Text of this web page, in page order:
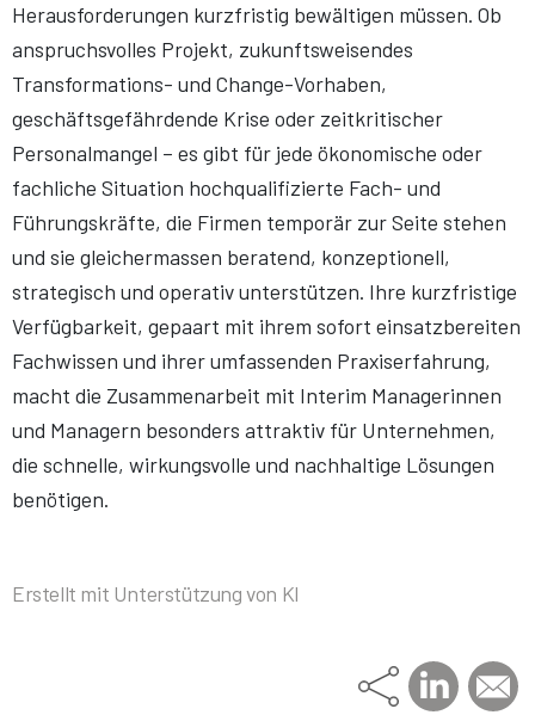
Herausforderungen kurzfristig bewältigen müssen. Ob
anspruchsvolles Projekt, zukunftsweisendes
Transformations- und Change-Vorhaben,
geschäftsgefährdende Krise oder zeitkritischer
Personalmangel – es gibt für jede ökonomische oder
fachliche Situation hochqualifizierte Fach- und
Führungskräfte, die Firmen temporär zur Seite stehen
und sie gleichermassen beratend, konzeptionell,
strategisch und operativ unterstützen. Ihre kurzfristige
Verfügbarkeit, gepaart mit ihrem sofort einsatzbereiten
Fachwissen und ihrer umfassenden Praxiserfahrung,
macht die Zusammenarbeit mit Interim Managerinnen
und Managern besonders attraktiv für Unternehmen,
die schnelle, wirkungsvolle und nachhaltige Lösungen
benötigen.
Erstellt mit Unterstützung von KI